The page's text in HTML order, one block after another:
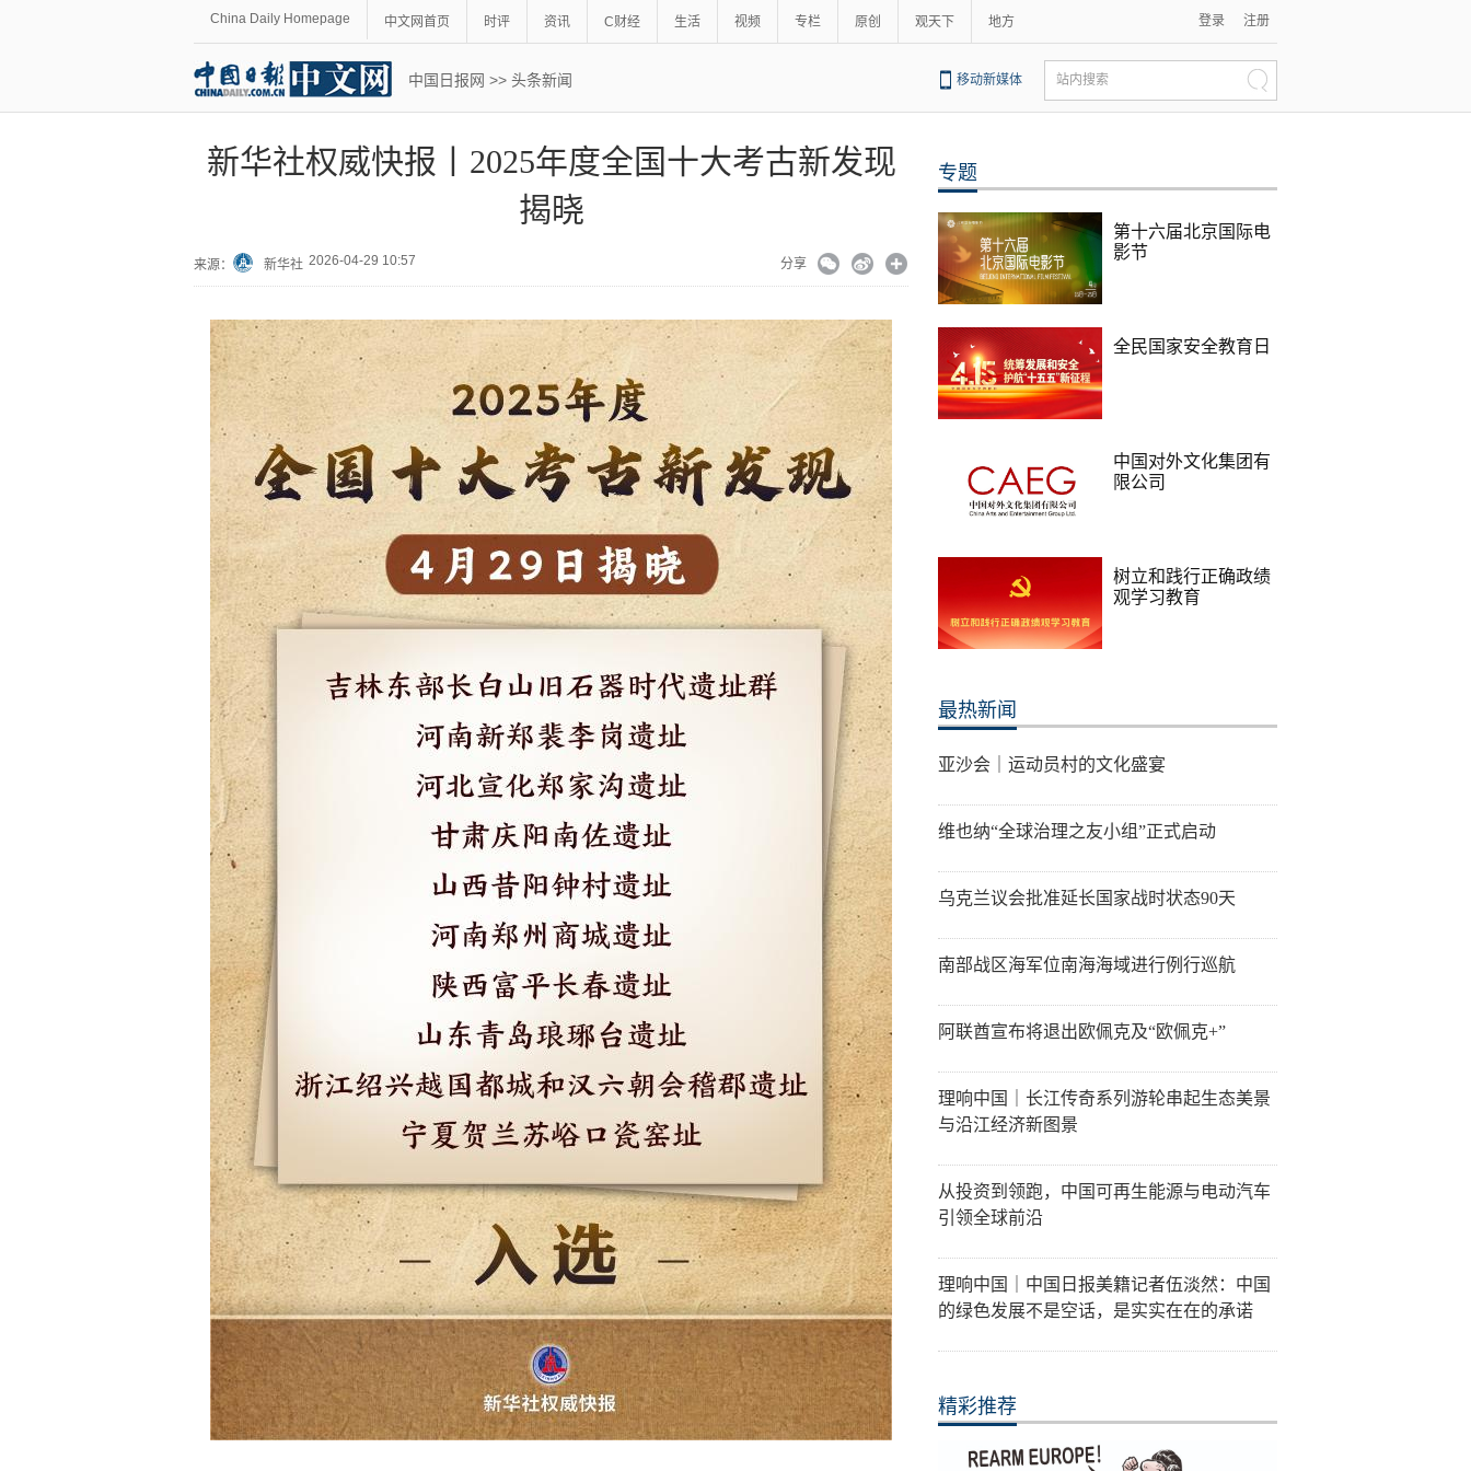
China Daily Homepage 中文网首页 时评 资讯 C财经 生活 视频 专栏 原创 观天下 地方 登录 注册
中国日报网 >> 头条新闻 移动新媒体 站内搜索
新华社权威快报丨2025年度全国十大考古新发现
揭晓
来源： 新华社 2026-04-29 10:57 分享
专题
第十六届北京国际电
影节
全民国家安全教育日
中国对外文化集团有
限公司
树立和践行正确政绩
观学习教育
最热新闻
亚沙会｜运动员村的文化盛宴
维也纳“全球治理之友小组”正式启动
乌克兰议会批准延长国家战时状态90天
南部战区海军位南海海域进行例行巡航
阿联酋宣布将退出欧佩克及“欧佩克+”
理响中国｜长江传奇系列游轮串起生态美景
与沿江经济新图景
从投资到领跑，中国可再生能源与电动汽车
引领全球前沿
理响中国｜中国日报美籍记者伍淡然：中国
的绿色发展不是空话，是实实在在的承诺
精彩推荐